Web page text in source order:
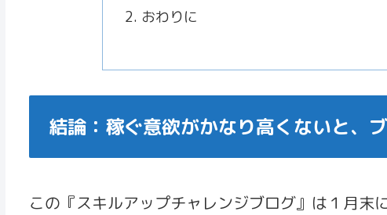
おわりに
結論：稼ぐ意欲がかなり高くないと、
この『スキルアップチャレンジブログ』は１月末